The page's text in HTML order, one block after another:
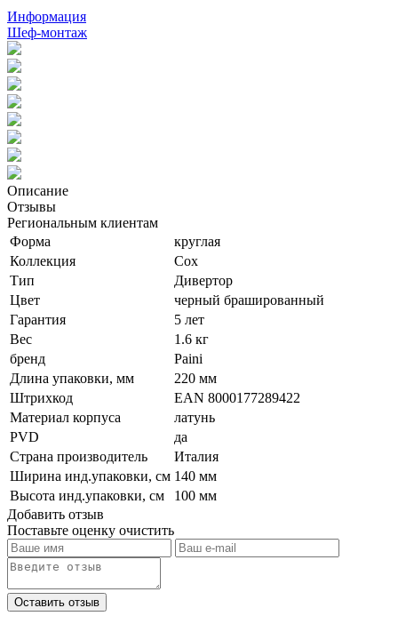
Информация
Шеф-монтаж
Описание
Отзывы
Региональным клиентам
Форма
круглая
Коллекция
Cox
Тип
Дивертор
Цвет
черный брашированный
Гарантия
5 лет
Вес
1.6 кг
бренд
Paini
Длина упаковки, мм
220 мм
Штрихкод
EAN 8000177289422
Материал корпуса
латунь
PVD
да
Страна производитель
Италия
Ширина инд.упаковки, см 140 мм
Высота инд.упаковки, см
100 мм
Добавить отзыв
Поставьте оценку очистить